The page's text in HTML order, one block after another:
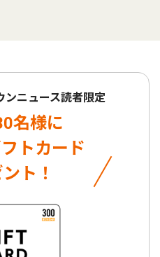
ンニュース読者限定
名様に
トカード
ト！